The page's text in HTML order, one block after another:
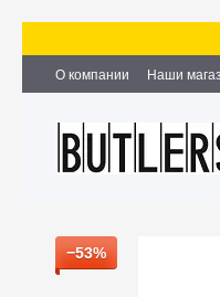
О компании Наши
Партнёрство и
−53%